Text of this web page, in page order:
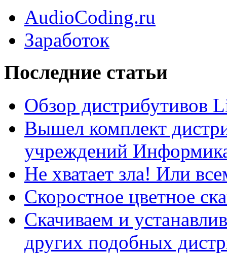
AudioCoding.ru
Заработок
Последние статьи
Обзор дистрибутивов
Вышел комплект
учреждений
Не хватает зла! Или
Скоростное цветное
Скачиваем и
других подобных